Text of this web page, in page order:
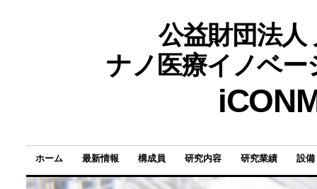
公益財団法人
ナノ医療イノベー
ホーム 最新情報 構成員 研究内容 研究業績 設備